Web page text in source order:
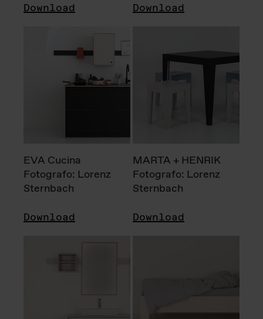
Download Download
EVA Cucina
Fotografo: Lorenz
Sternbach
Download
MARTA + HENRIK
Fotografo: Lorenz
Sternbach
Download